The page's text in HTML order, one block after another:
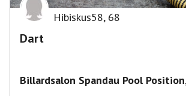
Hibiskus58, 68
Dart
Billardsalon Spandau Pool Position